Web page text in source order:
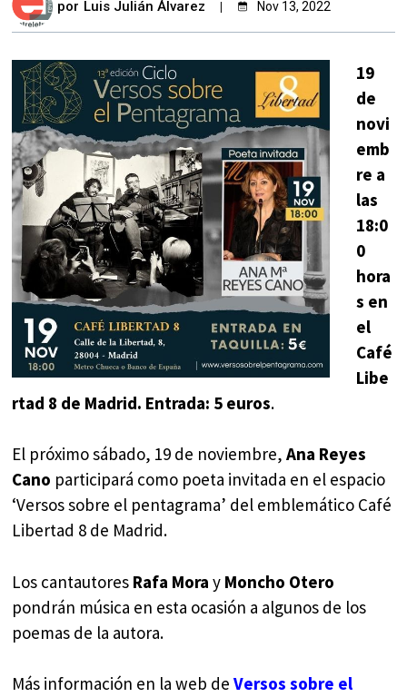
por Luis Julián Álvarez Nov 13, 2022
19
de
novi
emb
re a
las
18:0
0
hora
s en
el
Café
Libe
rtad 8 de Madrid. Entrada: 5 euros.
El próximo sábado, 19 de noviembre,Ana Reyes
Cano participará como poeta invitada en el espacio
‘Versos sobre el pentagrama’ del emblemático Café
Libertad 8 de Madrid.
Los cantautores Rafa Mora y Moncho Otero
pondrán música en esta ocasión a algunos de los
poemas de la autora.
Más información en la web deVersos sobre el